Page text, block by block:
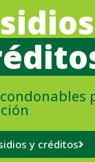
y créditos